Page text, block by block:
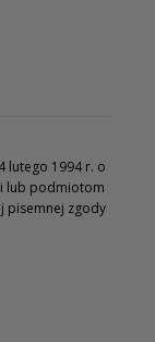
lutego 1994 r. o
lub podmiotom
pisemnej zgody